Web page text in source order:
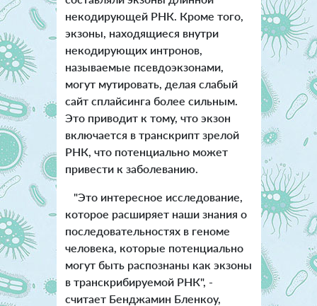
некодирующей РНК. Кроме того,
экзоны, находящиеся внутри
некодирующих интронов,
называемые псевдоэкзонами,
могут мутировать, делая слабый
сайт сплайсинга более сильным.
Это приводит к тому, что экзон
включается в транскрипт зрелой
РНК, что потенциально может
привести к заболеванию.
"Это интересное исследование,
которое расширяет наши знания о
последовательностях в геноме
человека, которые потенциально
могут быть распознаны как экзоны
в транскрибируемой РНК", -
считает Бенджамин Бленкоу,